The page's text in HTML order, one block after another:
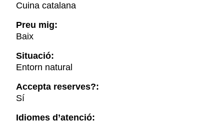
Cuina catalana
Preu mig:
Baix
Situació:
Entorn natural
Accepta reserves?:
Sí
Idiomes d’atenció: